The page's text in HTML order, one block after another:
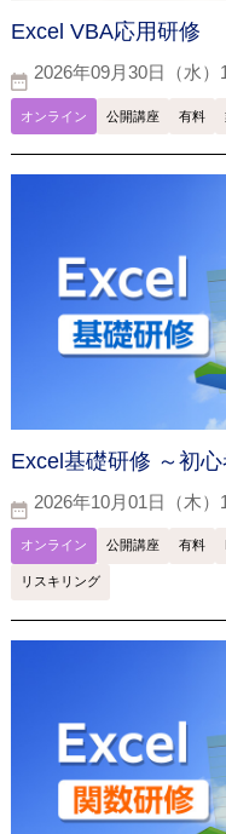
Excel VBA応用研修
2026年09月30日（水）
オンライン 公開講座 有料
Excel基礎研修 ～初
2026年10月01日（木）
オンライン 公開講座 有料
リスキリング